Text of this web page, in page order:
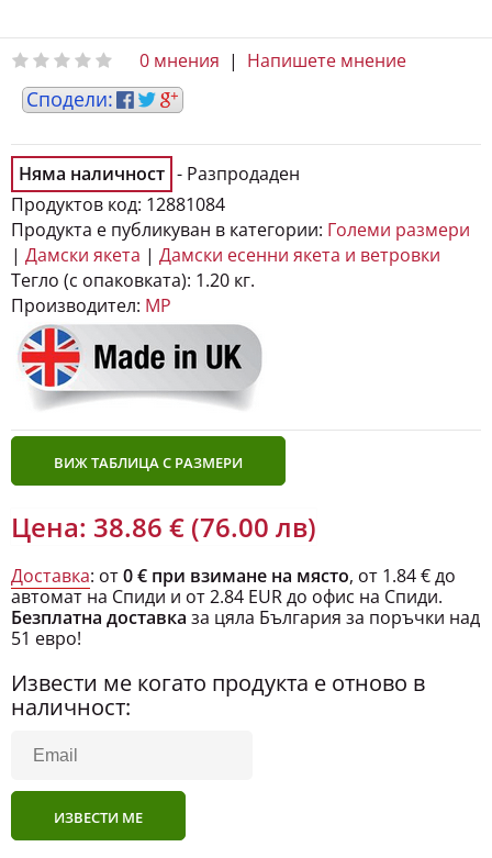
0 мнения | Напишете мнение
Няма наличност - Разпродаден
Продуктов код: 12881084
Продукта е публикуван в категории: Големи размери
| Дамски якета | Дамски есенни якета и ветровки
Тегло (с опаковката): 1.20 кг.
Производител: MP
ВИЖ ТАБЛИЦА С РАЗМЕРИ
Цена: 38.86 € (76.00 лв)
Доставка: от0 € при взимане на място, от 1.84 € до
автомат на Спиди и от 2.84 EUR до офис на Спиди.
Безплатна доставка за цяла България за поръчки над
51 евро!
Извести ме когато продукта е отново в
наличност:
ИЗВЕСТИ МЕ